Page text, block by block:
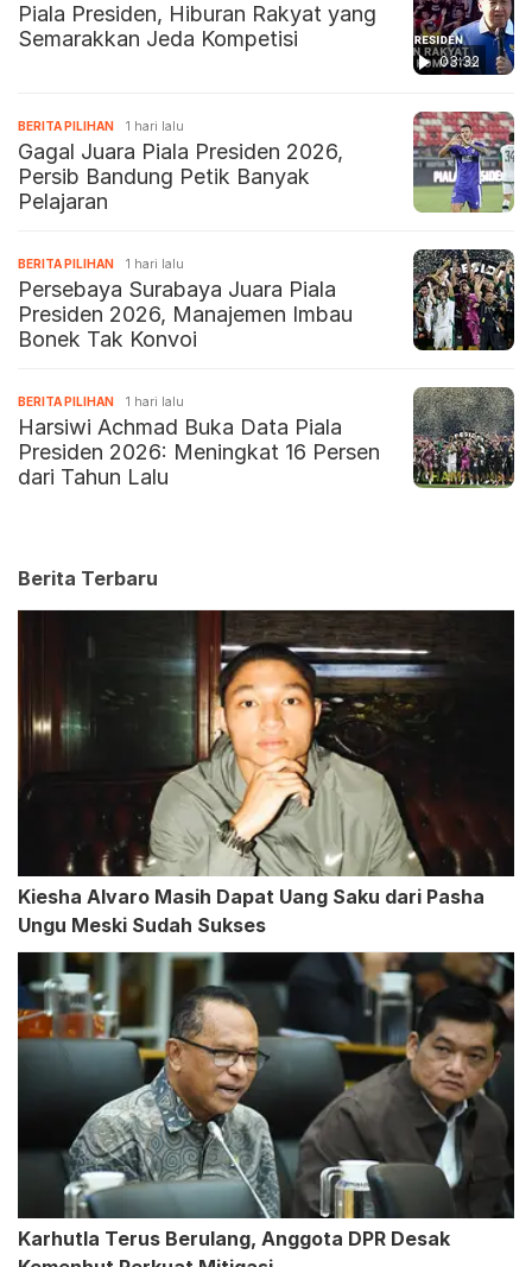
03:32
Piala Presiden, Hiburan Rakyat yang
Semarakkan Jeda Kompetisi
BERITA PILIHAN 1 hari lalu
Gagal Juara Piala Presiden 2026,
Persib Bandung Petik Banyak
Pelajaran
BERITA PILIHAN 1 hari lalu
Persebaya Surabaya Juara Piala
Presiden 2026, Manajemen Imbau
Bonek Tak Konvoi
BERITA PILIHAN 1 hari lalu
Harsiwi Achmad Buka Data Piala
Presiden 2026: Meningkat 16 Persen
dari Tahun Lalu
Berita Terbaru
Kiesha Alvaro Masih Dapat Uang Saku dari Pasha
Ungu Meski Sudah Sukses
Karhutla Terus Berulang, Anggota DPR Desak